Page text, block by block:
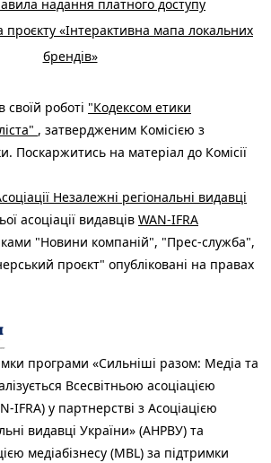
надання платного доступу
проєкту «Інтерактивна мапа локальних
брендів»
своїй роботі "Кодексом етики
, затвердженим Комісією з
Поскаржитись на матеріал до Комісії
Незалежні регіональні видавці
асоціації видавців WAN-IFRA
"Новини компаній", "Прес-служба",
проєкт" опубліковані на правах
програми «Сильніші разом: Медіа та
Всесвітньою асоціацією
IFRA) у партнерстві з Асоціацією
видавці України» (АНРВУ) та
медіабізнесу (MBL) за підтримки